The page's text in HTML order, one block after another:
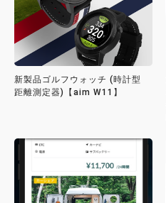
新製品ゴルフウォッチ (時計型
距離測定器)【aim W11】